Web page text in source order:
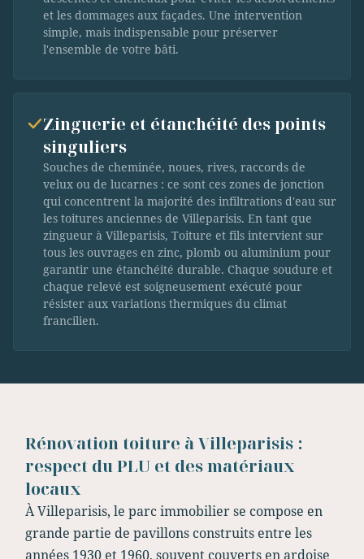
et les dommages aux façades. Une intervention
simple, mais indispensable pour préserver
l'ensemble de votre bâti.
Zinguerie et étanchéité des points
singuliers
Souches de cheminée, noues, rives, raccords de
velux ou de lucarnes : ce sont ces zones de jonction
qui concentrent la majorité des infiltrations d'eau sur
les toitures anciennes de Villeparisis. En tant que
zingueur à Villeparisis, Toiture et fils intervient sur
tous les ouvrages en zinc, plomb ou aluminium pour
garantir une étanchéité durable. Chaque soudure et
chaque relevé est soigneusement exécuté pour
résister aux variations thermiques du climat
francilien.
Rénovation toiture à Villeparisis :
respect du PLU et des matériaux
locaux
À Villeparisis, le parc immobilier se compose en
grande partie de pavillons construits entre les
années 1930 et 1960, souvent couverts en ardoise